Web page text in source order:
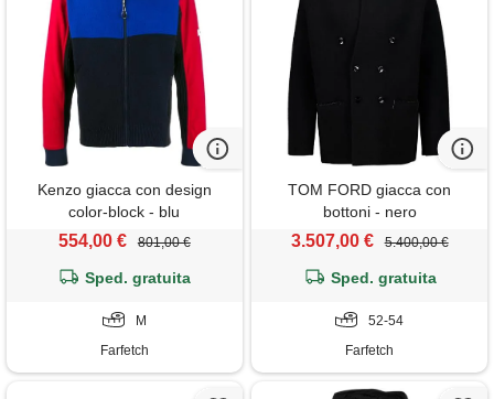
Kenzo giacca con design
color-block - blu
554,00 € 801,00 €
Sped. gratuita
M
Farfetch
TOM FORD giacca con
bottoni - nero
3.507,00 € 5.400,00 €
Sped. gratuita
52-54
Farfetch